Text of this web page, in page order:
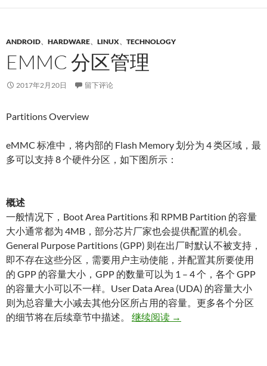
ANDROID、 HARDWARE、 LINUX、 TECHNOLOGY
EMMC 分区管理
2017年2月20日 留下评论
Partitions Overview
eMMC 标准中，将内部的 Flash Memory 划分为 4 类区域，最
多可以支持 8 个硬件分区，如下图所示：
概述
一般情况下，Boot Area Partitions 和 RPMB Partition 的容量
大小通常都为 4MB，部分芯片厂家也会提供配置的机会。
General Purpose Partitions (GPP) 则在出厂时默认不被支持，
即不存在这些分区，需要用户主动使能，并配置其所要使用
的 GPP 的容量大小，GPP 的数量可以为 1 – 4 个，各个 GPP
的容量大小可以不一样。User Data Area (UDA) 的容量大小
则为总容量大小减去其他分区所占用的容量。更多各个分区
的细节将在后续章节中描述。 继续阅读emmc 分区管理
→